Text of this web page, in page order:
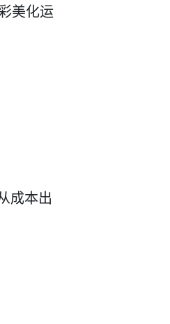
美化运
成本出